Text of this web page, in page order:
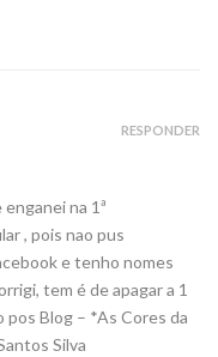
na 1ª
, pois nao pus
e tenho nomes
tem é de apagar a 1
pos Blog – *As Cores da
Silva
RESPONDER